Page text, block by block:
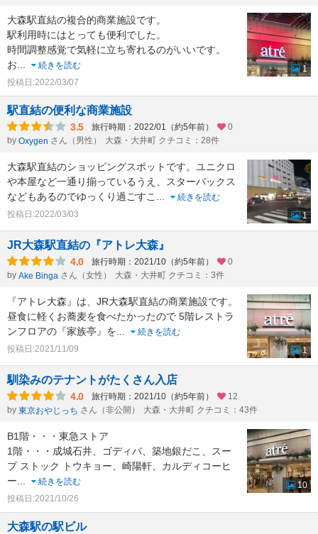
大森駅直結の複合的商業施設です。
駅利用時にはとっても便利でした。
時間調整感覚で気軽に立ち寄れるのがいいです。
お
続きを読む
投稿日:2022/03/07
1
駅直結の便利な商業施設
3.5 旅行時期：2022/01（約5年前）
0
by Oxygen さん（男性） 大森・大井町 クチコミ：28件
大森駅直結のショッピングスポットです。ユニクロ
や本屋など一通り揃っているうえ、スターバックス
などもあるのでゆっくり過ごすこ
続きを読む
投稿日:2022/03/03
1
JR大森駅直結の『アトレ大森』
4.0 旅行時期：2021/10（約5年前）
0
by Ake Binga さん（女性） 大森・大井町 クチコミ：3件
『アトレ大森』は、JR大森駅直結の商業施設です。
昼食に軽くお蕎麦を食べたかったので 5階レストラ
ンフロアの『家族亭』を
続きを読む
投稿日:2021/11/09
1
馴染みのテナントがたくさん入店
4.0 旅行時期：2021/10（約5年前）
12
by 東京おやじっち さん（非公開） 大森・大井町 クチコミ：43件
B1階・・・東急ストア
1階・・・成城石井、ゴディバ、築地銀だこ、スー
プ ストック トウキョー、崎陽軒、カルディコーヒ
ー
続きを読む
投稿日:2021/10/26
10
大森駅の駅ビル